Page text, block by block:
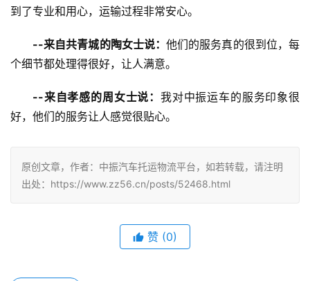
到了专业和用心，运输过程非常安心。
--来自共青城的陶女士说：他们的服务真的很到位，每
个细节都处理得很好，让人满意。
--来自孝感的周女士说： 我对中振运车的服务印象很
好，他们的服务让人感觉很贴心。
原创文章，作者：中振汽车托运物流平台，如若转载，请注明
出处：https://www.zz56.cn/posts/52468.html
赞 (0)